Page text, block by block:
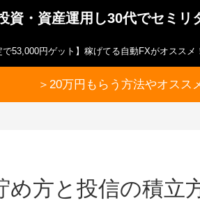
資・資産運用し30代でセミリ
53,000円ゲット】稼げてる自動FXがオススメ
＞20万円もらう方法やオスス
方と投信の積立